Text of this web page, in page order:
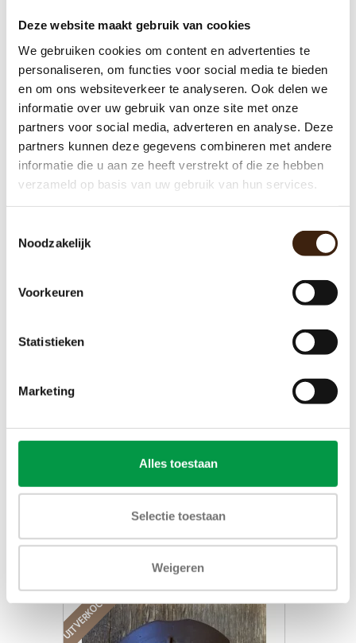
Deze website maakt gebruik van cookies
We gebruiken cookies om content en advertenties te
personaliseren, om functies voor social media te bieden
en om ons websiteverkeer te analyseren. Ook delen we
informatie over uw gebruik van onze site met onze
partners voor social media, adverteren en analyse. Deze
partners kunnen deze gegevens combineren met andere
informatie die u aan ze heeft verstrekt of die ze hebben
verzameld op basis van uw gebruik van hun services.
Noodzakelijk
Voorkeuren
Statistieken
Marketing
Alles toestaan
Selectie toestaan
Weigeren
Brewerprint 220
€85,00
Toevoegen aan winkelwagen
Sigma brewer cilinder compleet
€95,00
UITVERKOCHT